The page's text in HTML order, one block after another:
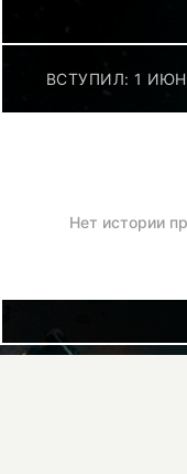
ВСТУПИЛ: 1
Нет истории